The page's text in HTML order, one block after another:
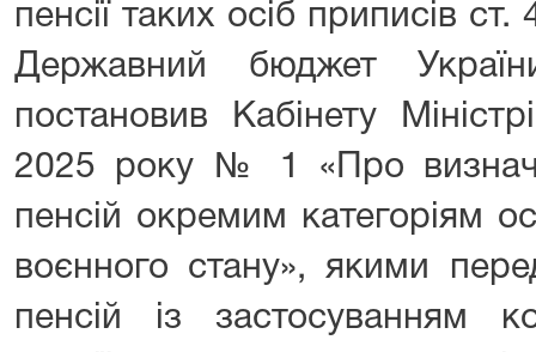
пенсії таких осіб приписів
Державний бюджет
постановив Кабінету
2025 року № 1 «Про
пенсій окремим категоріям
воєнного стану», якими
пенсій із застосуванням